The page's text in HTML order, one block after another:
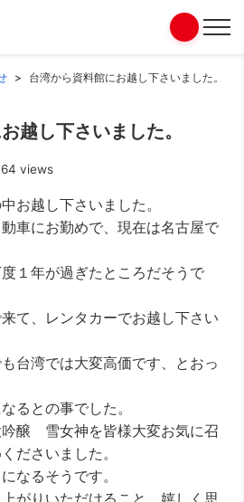
台湾から資料館にお越し下さいました。
越し下さいました。
views
お越し下さいました。
車にお勤めで、現在は名古屋で
１年が過ぎたところだそうで
て、レンタカーでお越し下さい
台湾では大変高価です、とおっ
るとの事でした。
醸 雪女神を皆様大変お気に召
ださいました。
なるそうです。
がりいただけること、嬉しく思